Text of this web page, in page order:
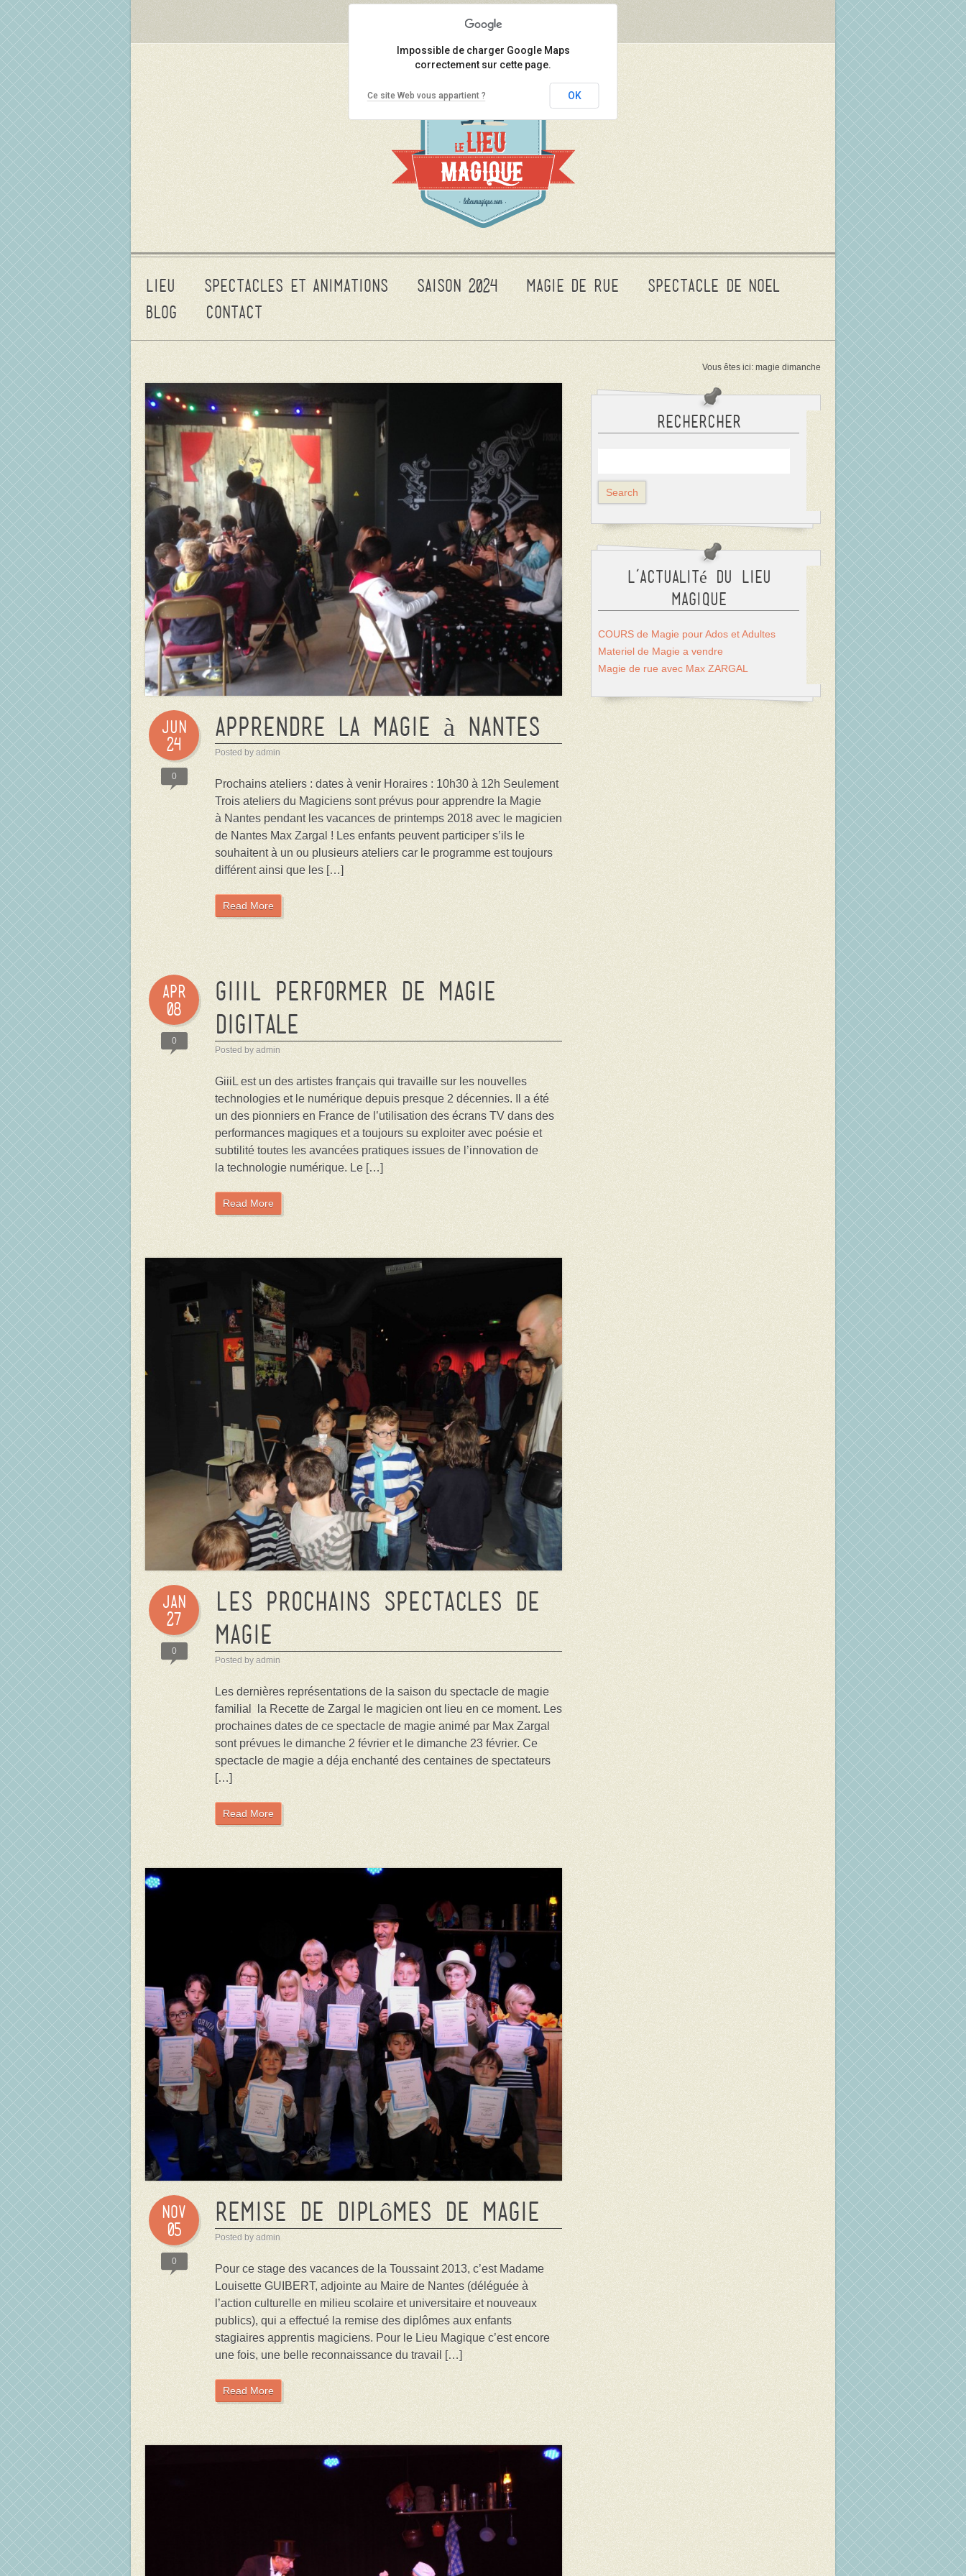
Lieu Spectacles et animations Saison 2024 Magie de rue
Spectacle de Noel
Blog
Contact
Vous êtes ici: magie dimanche
Jun
24
0
Apprendre la Magie à Nantes
Posted by admin
Prochains ateliers : dates à venir Horaires : 10h30 à 12h Seulement
Trois ateliers du Magiciens sont prévus pour apprendre la Magie
à Nantes pendant les vacances de printemps 2018 avec le magicien
de Nantes Max Zargal ! Les enfants peuvent participer s’ils le
souhaitent à un ou plusieurs ateliers car le programme est toujours
différent ainsi que les […]
Read More
Apr
08
0
GiiiL performer de magie
Digitale
Posted by admin
GiiiL est un des artistes français qui travaille sur les nouvelles
technologies et le numérique depuis presque 2 décennies. Il a été
un des pionniers en France de l’utilisation des écrans TV dans des
performances magiques et a toujours su exploiter avec poésie et
subtilité toutes les avancées pratiques issues de l’innovation de
la technologie numérique. Le […]
Read More
Jan
27
0
Les prochains spectacles de
magie
Posted by admin
Les dernières représentations de la saison du spectacle de magie
familial la Recette de Zargal le magicien ont lieu en ce moment. Les
prochaines dates de ce spectacle de magie animé par Max Zargal
sont prévues le dimanche 2 février et le dimanche 23 février. Ce
spectacle de magie a déja enchanté des centaines de spectateurs
[…]
Read More
Nov
05
0
Remise de diplômes de magie
Posted by admin
Pour ce stage des vacances de la Toussaint 2013, c’est Madame
Louisette GUIBERT, adjointe au Maire de Nantes (déléguée à
l’action culturelle en milieu scolaire et universitaire et nouveaux
publics), qui a effectué la remise des diplômes aux enfants
stagiaires apprentis magiciens. Pour le Lieu Magique c’est encore
une fois, une belle reconnaissance du travail […]
Read More
Rechercher
L’actualité du Lieu
Magique
COURS de Magie pour Ados et Adultes
Materiel de Magie a vendre
Magie de rue avec Max ZARGAL
Impossible de charger Google Maps
correctement sur cette page.
Ce site Web vous appartient ? OK